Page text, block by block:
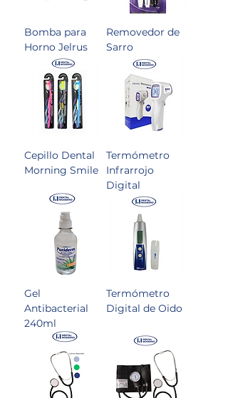
Bomba para
Horno Jelrus
Removedor de
Sarro
Cepillo Dental
Morning Smile
Termómetro
Infrarrojo
Digital
Gel
Antibacterial
240ml
Termómetro
Digital de Oido